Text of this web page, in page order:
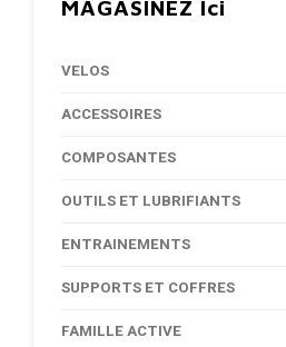
MAGASINEZ Ici
VELOS
ACCESSOIRES
COMPOSANTES
OUTILS ET LUBRIFIANTS
ENTRAINEMENTS
SUPPORTS ET COFFRES
FAMILLE ACTIVE